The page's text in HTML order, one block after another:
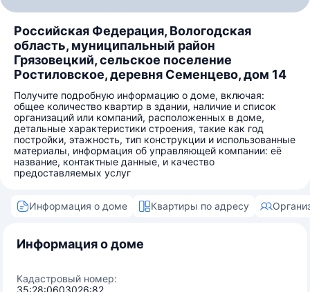
Российская Федерация, Вологодская
область, муниципальный район
Грязовецкий, сельское поселение
Ростиловское, деревня Семенцево, дом 14
Получите подробную информацию о доме, включая:
общее количество квартир в здании, наличие и список
организаций или компаний, расположенных в доме,
детальные характеристики строения, такие как год
постройки, этажность, тип конструкции и использованные
материалы, информация об управляющей компании: её
название, контактные данные, и качество
предоставляемых услуг
Информация о доме Квартиры по адресу
Информация о доме
Кадастровый номер:
35:28:0603026:82